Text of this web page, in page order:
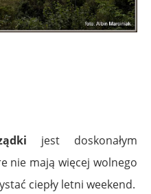
jest doskonałym
nie mają więcej wolnego
ciepły letni weekend.